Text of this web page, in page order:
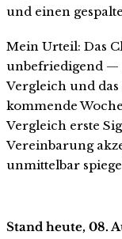
und einen
Mein Urteil: Das
unbefriedigend —
Vergleich und
kommende
Vergleich erste
Vereinbarung
unmittelbar
Stand heute, 08.